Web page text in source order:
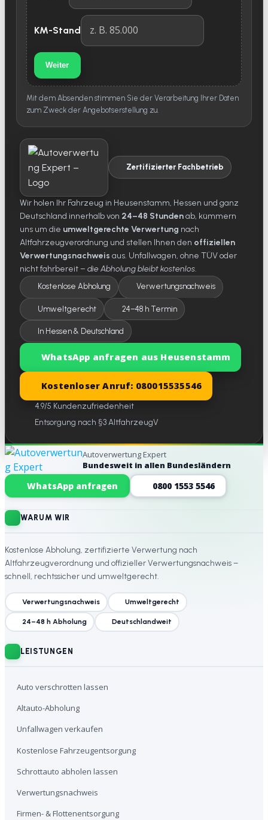
KM-Stand
Weiter
Mit dem Absenden stimmen Sie der Verarbeitung Ihrer Daten
zum Zweck der Angebotserstellung zu.
Zertifizierter Fachbetrieb
Wir holen Ihr Fahrzeug in Heusenstamm, Hessen und ganz
Deutschland innerhalb von 24–48 Stundenab, kümmern
uns um die umweltgerechte Verwertung nach
Altfahrzeugverordnung und stellen Ihnen den offiziellen
Verwertungsnachweis aus. Unfallwagen, ohne TÜV oder
nicht fahrbereit – die Abholung bleibt kostenlos.
Kostenlose Abholung Verwertungsnachweis
Umweltgerecht 24–48 h Termin
In Hessen & Deutschland
WhatsApp anfragen aus Heusenstamm
Kostenloser Anruf: 080015535546
4.9/5 Kundenzufriedenheit
Entsorgung nach §3 AltfahrzeugV
Website-Footer
Autoverwertung Expert
Bundesweit in allen Bundesländern
WhatsApp anfragen 0800 1553 5546
WARUM WIR
Kostenlose Abholung, zertifizierte Verwertung nach
Altfahrzeugverordnung und offizieller Verwertungsnachweis –
schnell, rechtssicher und umweltgerecht.
Verwertungsnachweis Umweltgerecht
24–48 h Abholung Deutschlandweit
LEISTUNGEN
Auto verschrotten lassen
Altauto-Abholung
Unfallwagen verkaufen
Kostenlose Fahrzeugentsorgung
Schrottauto abholen lassen
Verwertungsnachweis
Firmen- & Flottenentsorgung